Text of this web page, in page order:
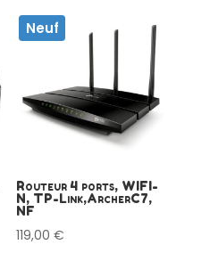
Neuf
Routeur 4 ports, WIFI-
N, TP-Link,ArcherC7,
NF
119,00€